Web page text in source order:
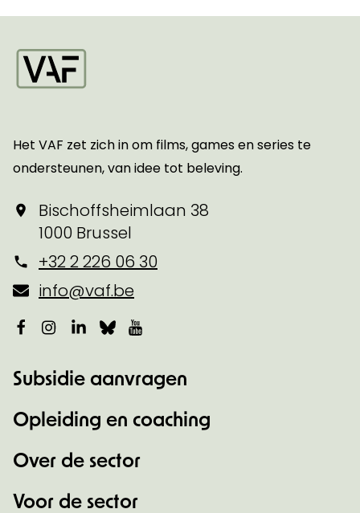
Het VAF zet zich in om films, games en series te
ondersteunen, van idee tot beleving.
Bischoffsheimlaan 38
1000 Brussel
+32 2 226 06 30
info@vaf.be
Facebook
Instagram
LinkedIn
Bluesky
Subsidie aanvragen
Opleiding en coaching
Over de sector
Voor de sector